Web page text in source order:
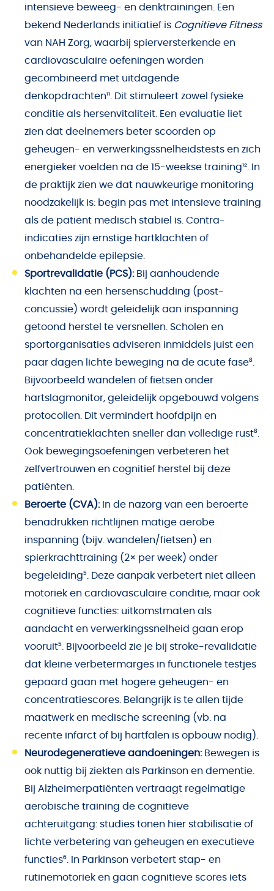
intensieve beweeg- en denktrainingen. Een
bekend Nederlands initiatief is Cognitieve Fitness
van NAH Zorg, waarbij spierversterkende en
cardiovasculaire oefeningen worden
gecombineerd met uitdagende
denkopdrachten¹¹. Dit stimuleert zowel fysieke
conditie als hersenvitaliteit. Een evaluatie liet
zien dat deelnemers beter scoorden op
geheugen- en verwerkingssnelheidstests en zich
energieker voelden na de 15-weekse training¹². In
de praktijk zien we dat nauwkeurige monitoring
noodzakelijk is: begin pas met intensieve training
als de patiënt medisch stabiel is. Contra-
indicaties zijn ernstige hartklachten of
onbehandelde epilepsie.
Sportrevalidatie (PCS):Bij aanhoudende
klachten na een hersenschudding (post-
concussie) wordt geleidelijk aan inspanning
getoond herstel te versnellen. Scholen en
sportorganisaties adviseren inmiddels juist een
paar dagen lichte beweging na de acute fase⁸.
Bijvoorbeeld wandelen of fietsen onder
hartslagmonitor, geleidelijk opgebouwd volgens
protocollen. Dit vermindert hoofdpijn en
concentratieklachten sneller dan volledige rust⁸.
Ook bewegingsoefeningen verbeteren het
zelfvertrouwen en cognitief herstel bij deze
patiënten.
Beroerte (CVA):In de nazorg van een beroerte
benadrukken richtlijnen matige aerobe
inspanning (bijv. wandelen/fietsen) en
spierkrachttraining (2× per week) onder
begeleiding⁵. Deze aanpak verbetert niet alleen
motoriek en cardiovasculaire conditie, maar ook
cognitieve functies: uitkomstmaten als
aandacht en verwerkingssnelheid gaan erop
vooruit⁵. Bijvoorbeeld zie je bij stroke-revalidatie
dat kleine verbetermarges in functionele testjes
gepaard gaan met hogere geheugen- en
concentratiescores. Belangrijk is te allen tijde
maatwerk en medische screening (vb. na
recente infarct of bij hartfalen is opbouw nodig).
Neurodegeneratieve aandoeningen:Bewegen is
ook nuttig bij ziekten als Parkinson en dementie.
Bij Alzheimerpatiënten vertraagt regelmatige
aerobische training de cognitieve
achteruitgang: studies tonen hier stabilisatie of
lichte verbetering van geheugen en executieve
functies⁶. In Parkinson verbetert stap- en
rutinemotoriek en gaan cognitieve scores iets